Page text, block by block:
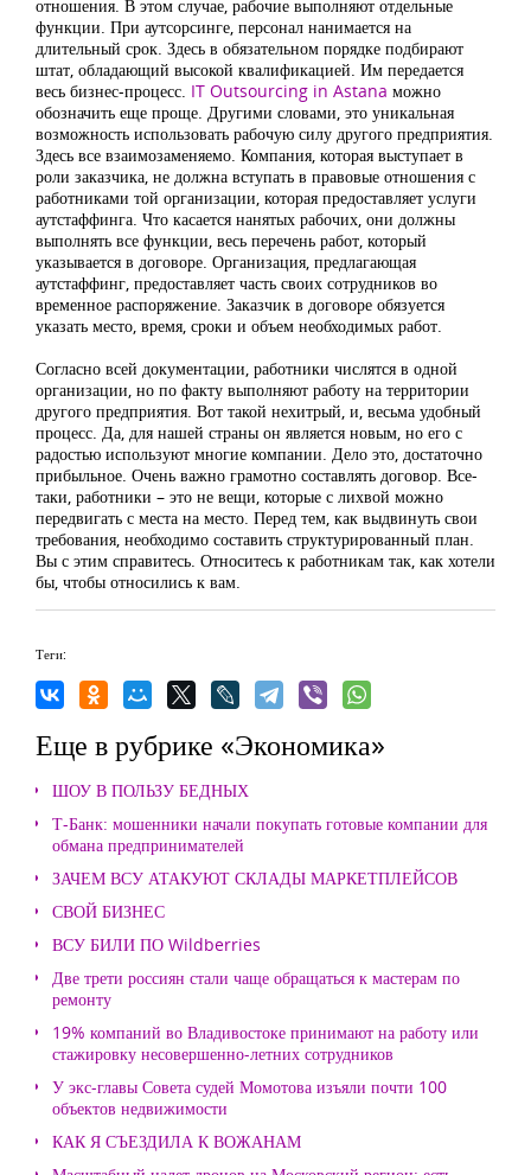
отношения. В этом случае, рабочие выполняют отдельные
функции. При аутсорсинге, персонал нанимается на
длительный срок. Здесь в обязательном порядке подбирают
штат, обладающий высокой квалификацией. Им передается
весь бизнес-процесс. IT Outsourcing in Astana можно
обозначить еще проще. Другими словами, это уникальная
возможность использовать рабочую силу другого предприятия.
Здесь все взаимозаменяемо. Компания, которая выступает в
роли заказчика, не должна вступать в правовые отношения с
работниками той организации, которая предоставляет услуги
аутстаффинга. Что касается нанятых рабочих, они должны
выполнять все функции, весь перечень работ, который
указывается в договоре. Организация, предлагающая
аутстаффинг, предоставляет часть своих сотрудников во
временное распоряжение. Заказчик в договоре обязуется
указать место, время, сроки и объем необходимых работ.
Согласно всей документации, работники числятся в одной
организации, но по факту выполняют работу на территории
другого предприятия. Вот такой нехитрый, и, весьма удобный
процесс. Да, для нашей страны он является новым, но его с
радостью используют многие компании. Дело это, достаточно
прибыльное. Очень важно грамотно составлять договор. Все-
таки, работники – это не вещи, которые с лихвой можно
передвигать с места на место. Перед тем, как выдвинуть свои
требования, необходимо составить структурированный план.
Вы с этим справитесь. Относитесь к работникам так, как хотели
бы, чтобы относились к вам.
Теги:
Еще в рубрике «Экономика»
ШОУ В ПОЛЬЗУ БЕДНЫХ
Т-Банк: мошенники начали покупать готовые компании для
обмана предпринимателей
ЗАЧЕМ ВСУ АТАКУЮТ СКЛАДЫ МАРКЕТПЛЕЙСОВ
СВОЙ БИЗНЕС
ВСУ БИЛИ ПО Wildberries
Две трети россиян стали чаще обращаться к мастерам по
ремонту
19% компаний во Владивостоке принимают на работу или
стажировку несовершенно-летних сотрудников
У экс-главы Совета судей Момотова изъяли почти 100
объектов недвижимости
КАК Я СЪЕЗДИЛА К ВОЖАНАМ